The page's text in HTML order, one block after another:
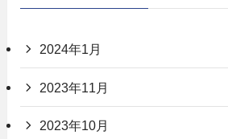
2024年1月
2023年11月
2023年10月